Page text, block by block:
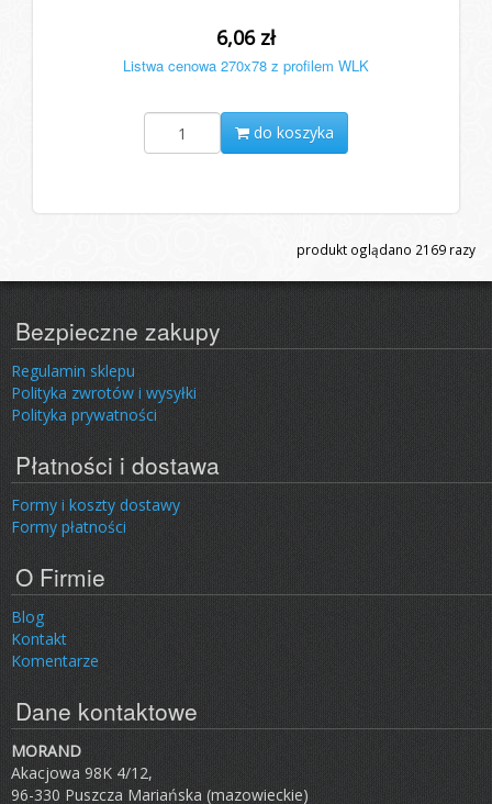
6,06 zł
Listwa cenowa 270x78 z profilem WLK
do koszyka
produkt oglądano 2169 razy
Bezpieczne zakupy
Regulamin sklepu
Polityka zwrotów i wysyłki
Polityka prywatności
Płatności i dostawa
Formy i koszty dostawy
Formy płatności
O Firmie
Blog
Kontakt
Komentarze
Dane kontaktowe
MORAND
Akacjowa 98K 4/12,
96-330 Puszcza Mariańska (mazowieckie)